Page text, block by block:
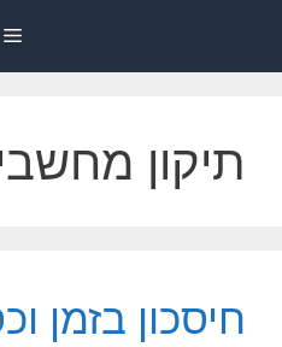
תיקון
חיסכון בזמן